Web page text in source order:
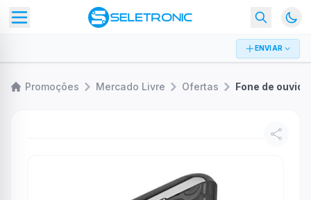
ENVIAR
Promoções Mercado Livre Ofertas